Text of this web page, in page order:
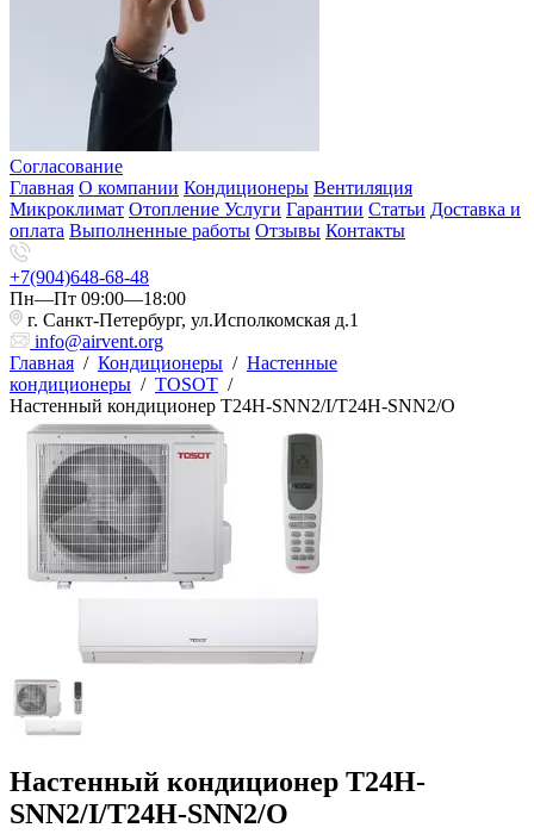
Согласование
Главная О компании Кондиционеры Вентиляция
Микроклимат Отопление Услуги Гарантии Статьи Доставка и
оплата Выполненные работы Отзывы Контакты
+7(904)648-68-48
Пн—Пт 09:00—18:00
г. Санкт-Петербург, ул.Исполкомская д.1
info@airvent.org
Главная / Кондиционеры / Настенные
кондиционеры / TOSOT /
Настенный кондиционер T24H-SNN2/I/T24H-SNN2/O
Настенный кондиционер T24H-
SNN2/I/T24H-SNN2/O